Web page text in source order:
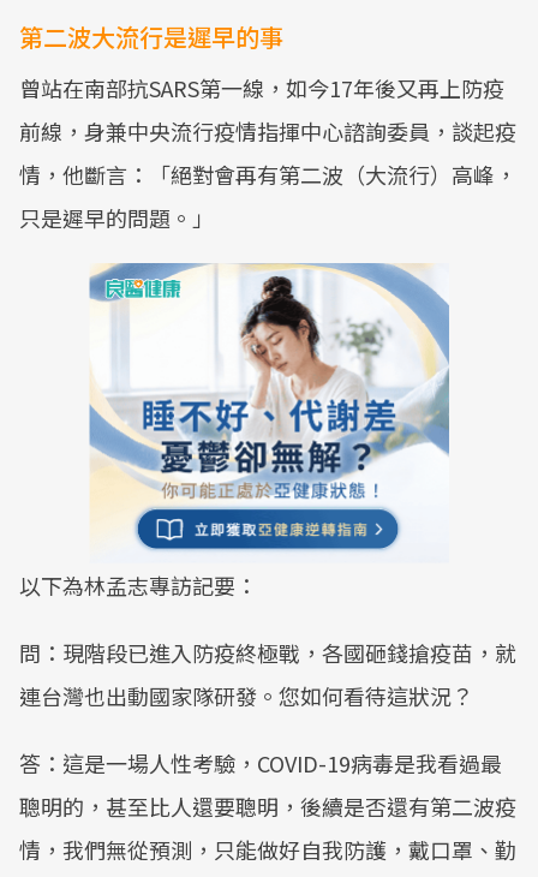
第二波大流行是遲早的事
曾站在南部抗SARS第一線，如今17年後又再上防疫
前線，身兼中央流行疫情指揮中心諮詢委員，談起疫
情，他斷言：「絕對會再有第二波（大流行）高峰，
只是遲早的問題。」
以下為林孟志專訪記要：
問：現階段已進入防疫終極戰，各國砸錢搶疫苗，就
連台灣也出動國家隊研發。您如何看待這狀況？
答：這是一場人性考驗，COVID-19病毒是我看過最
聰明的，甚至比人還要聰明，後續是否還有第二波疫
情，我們無從預測，只能做好自我防護，戴口罩、勤